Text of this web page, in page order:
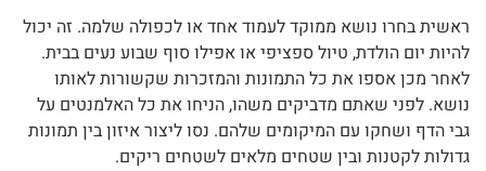
ראשית בחרו נושא ממוקד לעמוד אחד או לכפולה שלמה. זה יכול
להיות יום הולדת, טיול ספציפי או אפילו סוף שבוע נעים בבית.
לאחר מכן אספו את כל התמונות והמזכרות שקשורות לאותו
נושא. לפני שאתם מדביקים משהו, הניחו את כל האלמנטים על
גבי הדף ושחקו עם המיקומים שלהם. נסו ליצור איזון בין תמונות
גדולות לקטנות ובין שטחים מלאים לשטחים ריקים.